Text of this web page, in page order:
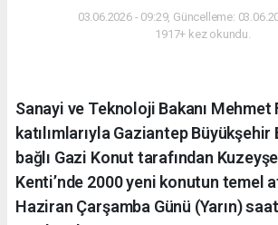
03.06.2026 - 09:29, Güncelleme:
1917+ kez okundu.
Sanayi ve Teknoloji Bakanı Mehmet
katılımlarıyla Gaziantep Büyükşehir
bağlı Gazi Konut tarafından
Kenti’nde 2000 yeni konutun temel
Haziran Çarşamba Günü (Yarın)